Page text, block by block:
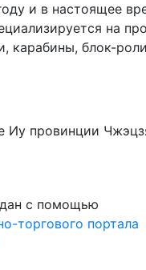
и в настоящее
на
карабины, блок-
Иу провинции
с помощью
торгового портала